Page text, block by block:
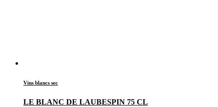
Vins blancs sec
LE BLANC DE LAUBESPIN 75 CL